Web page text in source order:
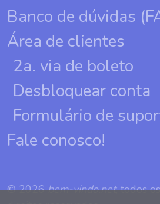
Banco de dúvidas
Área de clientes
2a. via de boleto
Desbloquear conta
Formulário de
Fale conosco!
© 2026bem-vindo.net, todos os